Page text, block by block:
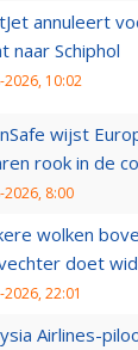
annuleert
naar Schiphol
2026, 10:02
wijst
rook in de
2026, 8:00
wolken
doet
22:01
Airlines-